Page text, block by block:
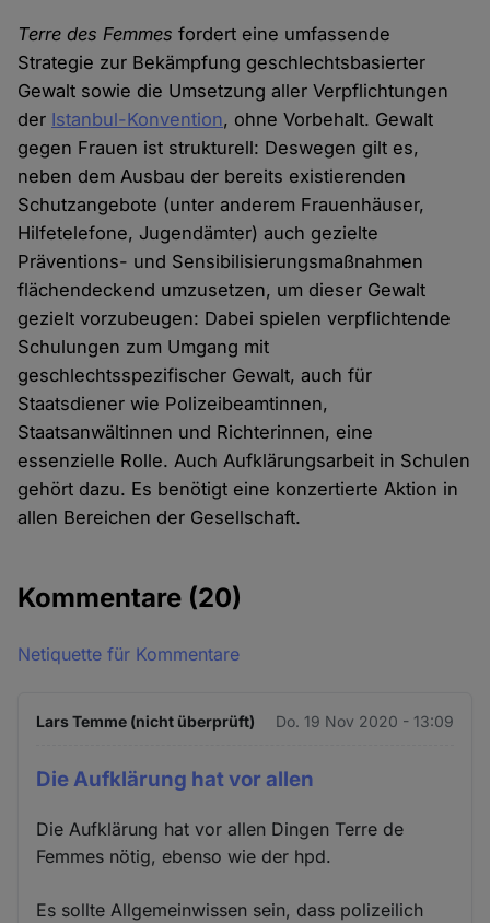
Terre des Femmes fordert eine umfassende
Strategie zur Bekämpfung geschlechtsbasierter
Gewalt sowie die Umsetzung aller Verpflichtungen
der Istanbul-Konvention, ohne Vorbehalt. Gewalt
gegen Frauen ist strukturell: Deswegen gilt es,
neben dem Ausbau der bereits existierenden
Schutzangebote (unter anderem Frauenhäuser,
Hilfetelefone, Jugendämter) auch gezielte
Präventions- und Sensibilisierungsmaßnahmen
flächendeckend umzusetzen, um dieser Gewalt
gezielt vorzubeugen: Dabei spielen verpflichtende
Schulungen zum Umgang mit
geschlechtsspezifischer Gewalt, auch für
Staatsdiener wie Polizeibeamtinnen,
Staatsanwältinnen und Richterinnen, eine
essenzielle Rolle. Auch Aufklärungsarbeit in Schulen
gehört dazu. Es benötigt eine konzertierte Aktion in
allen Bereichen der Gesellschaft.
Kommentare (20)
Netiquette für Kommentare
Lars Temme (nicht überprüft) Do. 19 Nov 2020 - 13:09
Die Aufklärung hat vor allen
Die Aufklärung hat vor allen Dingen Terre de
Femmes nötig, ebenso wie der hpd.
Es sollte Allgemeinwissen sein, dass polizeilich